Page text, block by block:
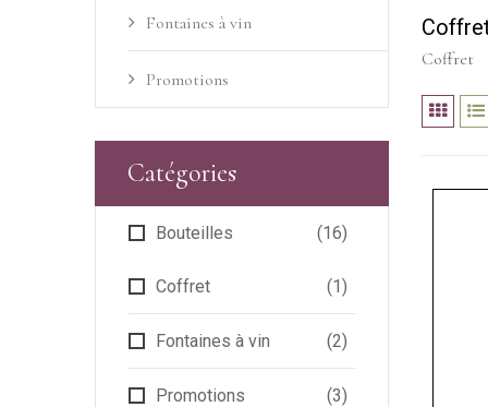
Fontaines à vin
Promotions
Catégories
Bouteilles (16)
Coffret (1)
Fontaines à vin (2)
Promotions (3)
Coffret